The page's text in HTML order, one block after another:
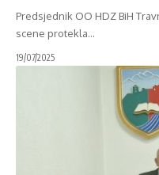
Predsjednik OO HDZ BiH
scene protekla…
19/07/2025